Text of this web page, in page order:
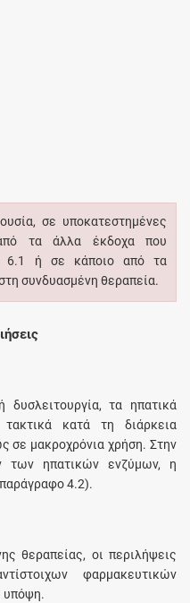
σε υποκατεστημένες
από τα άλλα έκδοχα που
6.1 ή σε κάποιο από τα
συνδυασμένη θεραπεία.
τα ηπατικά
κατά τη διάρκεια
σε μακροχρόνια χρήση. Στην
των ηπατικών ενζύμων, η
4.2).
θεραπείας, οι περιλήψεις
φαρμακευτικών
υπόψη.